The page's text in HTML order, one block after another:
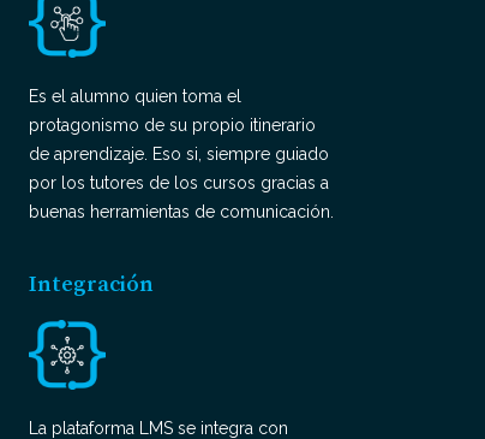
Es el alumno quien toma el
protagonismo de su propio itinerario
de aprendizaje. Eso si, siempre guiado
por los tutores de los cursos gracias a
buenas herramientas de comunicación.
Integración
La plataforma LMS se integra con